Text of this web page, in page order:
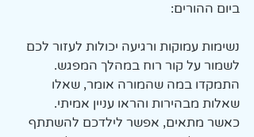
ביום ההורים:
נשימות עמוקות ורגיעה יכולות לעזור לכם
לשמור על קור רוח במהלך המפגש.
התמקדו במה שהמורה אומר, שאלו
שאלות מבהירות והראו עניין אמיתי.
כאשר מתאים, אפשר לילדכם להשתתף